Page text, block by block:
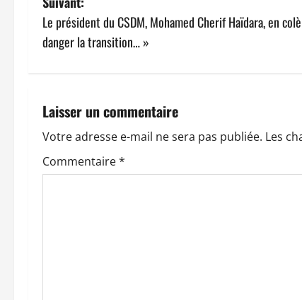
i
t
i
o
Le président du CSDM, Mohamed Cherif Haïdara, en
danger la transition… »
Laisser un commentaire
Votre adresse e-mail ne sera pas publiée. Les
Commentaire*